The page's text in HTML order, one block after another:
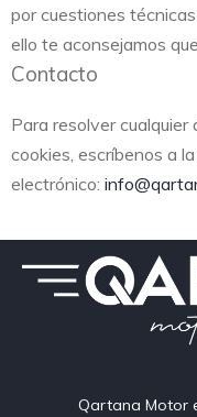
por cuestiones
ello te aconsejamos
Contacto
Para resolver cualquier
cookies, escríbenos a
electrónico:
Qartana Motor